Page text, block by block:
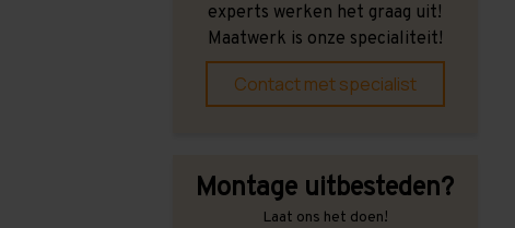
experts werken het graag uit!
Maatwerk is onze specialiteit!
Contact met specialist
Montage uitbesteden?
Laat ons het doen!